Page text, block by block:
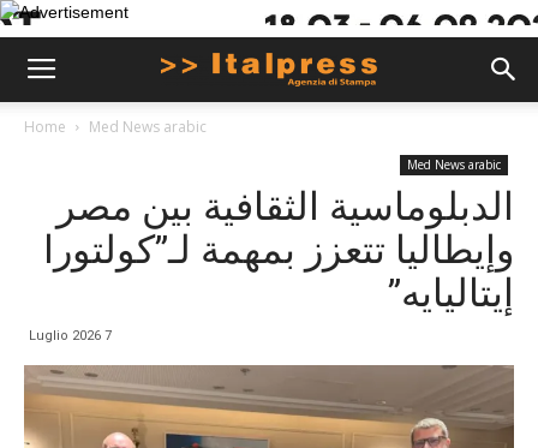
Home Med News arabic
Med News arabic
الدبلوماسية الثقافية بين مصر
وإيطاليا تتعزز بمهمة لـ”كولتورا
إيتاليايه”
7 Luglio 2026